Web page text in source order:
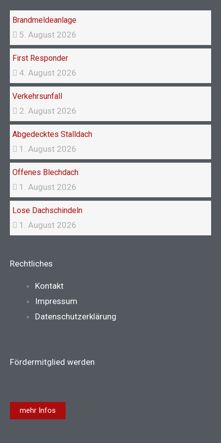
k
a
Brandmeldeanlage
5. August 2026
First Responder
4. August 2026
Verkehrsunfall
2. August 2026
Abgedecktes Stalldach
1. August 2026
Offenes Blechdach
1. August 2026
Lose Dachschindeln
1. August 2026
Rechtliches
Main
Menu
Kontakt
Impressum
Datenschutzerklärung
Fördermitglied werden
mehr Infos